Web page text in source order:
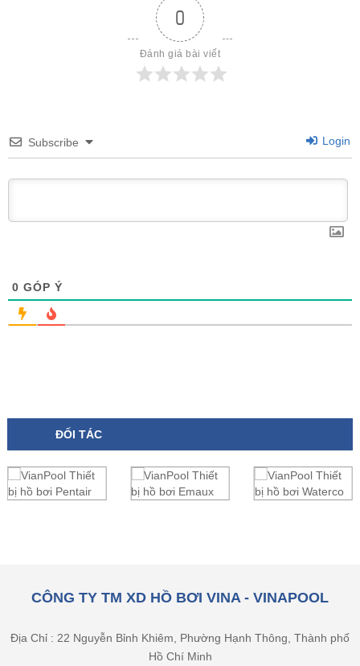
0
Đánh giá bài viết
Subscribe Login
0 GÓP Ý
ĐỐI TÁC
CÔNG TY TM XD HỒ BƠI VINA - VINAPOOL
Địa Chỉ : 22 Nguyễn Bỉnh Khiêm, Phường Hạnh Thông, Thành phố
Hồ Chí Minh